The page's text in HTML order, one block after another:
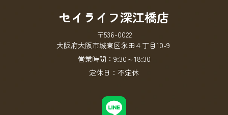
セイライフ深江橋店
〒536-0022
大阪府大阪市城東区永田４丁目10-9
営業時間： 9:30～18:30
定休日： 不定休